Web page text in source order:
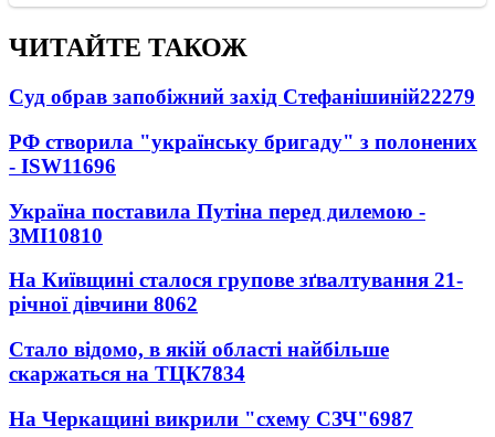
ЧИТАЙТЕ ТАКОЖ
Суд обрав запобіжний захід Стефанішиній22279
РФ створила "українську бригаду" з полонених
- ISW11696
Україна поставила Путіна перед дилемою -
ЗМІ10810
На Київщині сталося групове зґвалтування 21-
річної дівчини 8062
Стало відомо, в якій області найбільше
скаржаться на ТЦК7834
На Черкащині викрили "схему СЗЧ"6987